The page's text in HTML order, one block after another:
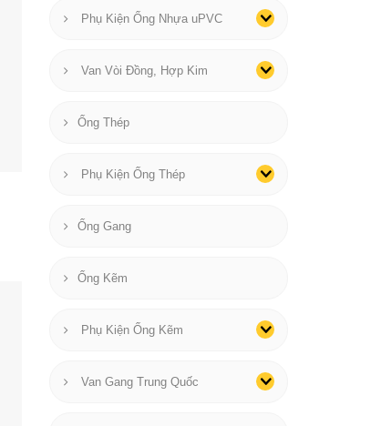
Phụ Kiện Ống Nhựa uPVC
Van Vòi Đồng, Hợp Kim
Ống Thép
Phụ Kiện Ống Thép
Ống Gang
Ống Kẽm
Phụ Kiện Ống Kẽm
Van Gang Trung Quốc